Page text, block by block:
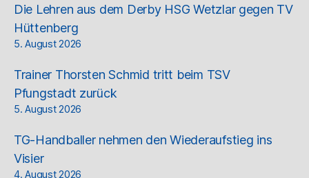
Die Lehren aus dem Derby HSG Wetzlar gegen TV
Hüttenberg
5. August 2026
Trainer Thorsten Schmid tritt beim TSV
Pfungstadt zurück
5. August 2026
TG-Handballer nehmen den Wiederaufstieg ins
Visier
4. August 2026